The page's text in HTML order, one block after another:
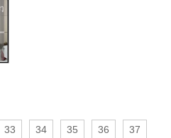
33 34 35 36
37